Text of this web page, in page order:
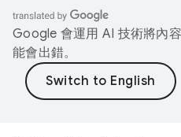
Google 會運用 AI 技術將內
能會出錯。